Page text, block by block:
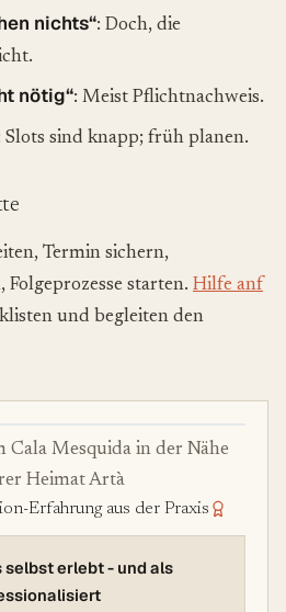
nichts“: Doch, die
nötig“: Meist Pflichtnachweis.
Slots sind knapp; früh planen.
Termin sichern,
starten. Hilfe anf
und begleiten den
Cala Mesquida in der Nähe
Heimat Artà
Erfahrung aus der Praxis
selbst erlebt - und als